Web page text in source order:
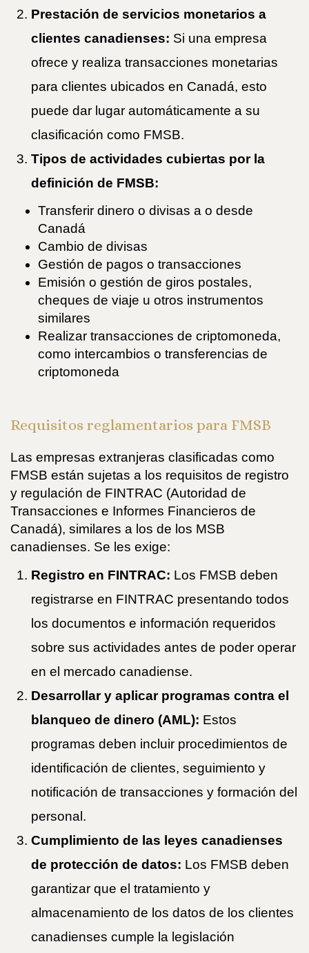
Prestación de servicios monetarios a
clientes canadienses: Si una empresa
ofrece y realiza transacciones monetarias
para clientes ubicados en Canadá, esto
puede dar lugar automáticamente a su
clasificación como FMSB.
Tipos de actividades cubiertas por la
definición de FMSB:
Transferir dinero o divisas a o desde
Canadá
Cambio de divisas
Gestión de pagos o transacciones
Emisión o gestión de giros postales,
cheques de viaje u otros instrumentos
similares
Realizar transacciones de criptomoneda,
como intercambios o transferencias de
criptomoneda
Requisitos reglamentarios para FMSB
Las empresas extranjeras clasificadas como
FMSB están sujetas a los requisitos de registro
y regulación de FINTRAC (Autoridad de
Transacciones e Informes Financieros de
Canadá), similares a los de los MSB
canadienses. Se les exige:
Registro en FINTRAC: Los FMSB deben
registrarse en FINTRAC presentando todos
los documentos e información requeridos
sobre sus actividades antes de poder operar
en el mercado canadiense.
Desarrollar y aplicar programas contra el
blanqueo de dinero (AML): Estos
programas deben incluir procedimientos de
identificación de clientes, seguimiento y
notificación de transacciones y formación del
personal.
Cumplimiento de las leyes canadienses
de protección de datos: Los FMSB deben
garantizar que el tratamiento y
almacenamiento de los datos de los clientes
canadienses cumple la legislación